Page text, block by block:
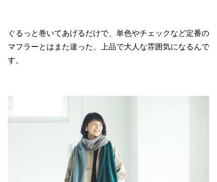
ぐるっと巻いてあげるだけで、単色やチェックなど定番の
マフラーとはまた違った、上品で大人な雰囲気になるんで
す。